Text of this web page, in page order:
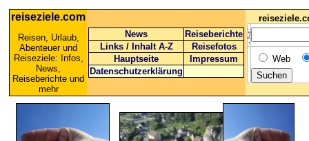
reiseziele.com
Reisen, Urlaub,
Abenteuer und
Reiseziele: Infos,
News,
Reiseberichte und
mehr
News
Reiseberichte
Links / Inhalt A-Z
Reisefotos
Hauptseite
Impressum
Datenschutzerklärung
Web